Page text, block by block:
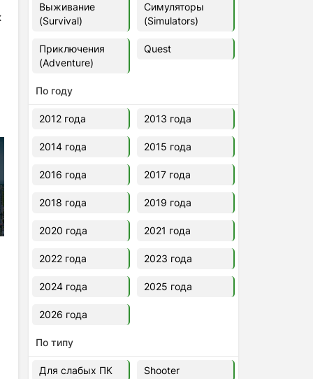
V Rising
2024
Выживание
(Survival)
Симуляторы
(Simulators)
Приключения
(Adventure)
Quest
По году
2012 года 2013 года
2014 года 2015 года
2016 года 2017 года
2018 года 2019 года
2020 года 2021 года
2022 года 2023 года
2024 года 2025 года
2026 года
По типу
Для слабых ПК Shooter